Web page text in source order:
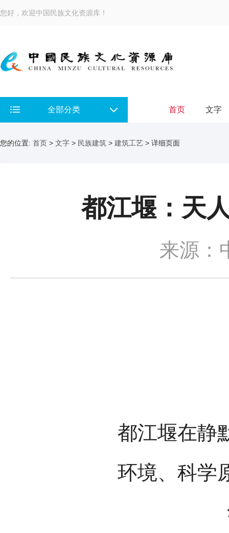
您好，欢迎中国民族文化资源库！
全部分类 首页 文字
您的位置: 首页 > 文字 > 民族建筑 > 建筑工艺 > 详细页面
都江堰：天
来源：
都江堰在静
环境、科学